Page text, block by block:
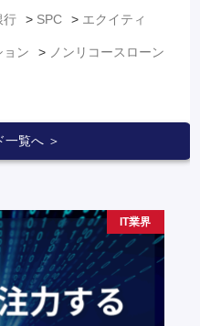
行 SPC エクイティ
ョン ノンリコースローン
一覧へ ＞
IT業界